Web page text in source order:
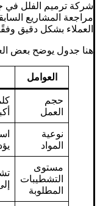
شركة ترميم الفلل في
مراجعة المشاريع
العملاء بشكل دقيق
هنا جدول يوضح بعض
العوامل
حجم
العمل
نوعية
المواد
مستوى
التشطيبات
المطلوبة